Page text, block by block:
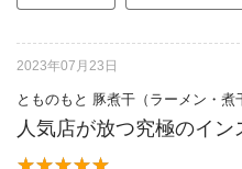
2023年07月23日
とものもと 豚煮干（ラーメン・煮
人気店が放つ究極のイン